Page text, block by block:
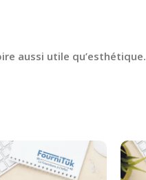
aussi utile qu’esthétique.